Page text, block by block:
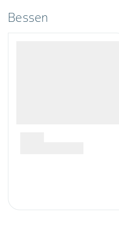
Bessen